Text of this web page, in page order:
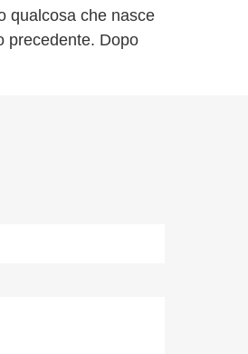
qualcosa che nasce
precedente. Dopo